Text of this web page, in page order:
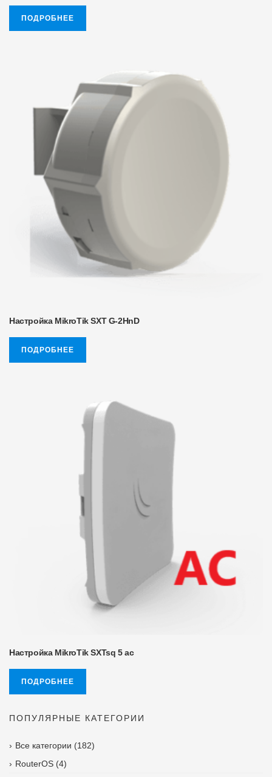
ПОДРОБНЕЕ
Настройка MikroTik SXT G-2HnD
ПОДРОБНЕЕ
Настройка MikroTik SXTsq 5 ac
ПОДРОБНЕЕ
ПОПУЛЯРНЫЕ КАТЕГОРИИ
Все категории (182)
RouterOS (4)